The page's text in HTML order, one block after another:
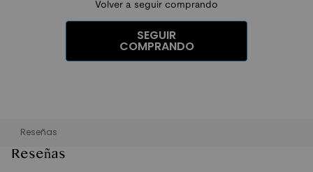
Volver a seguir comprando
SEGUIR
COMPRANDO
Reseñas
Reseñas